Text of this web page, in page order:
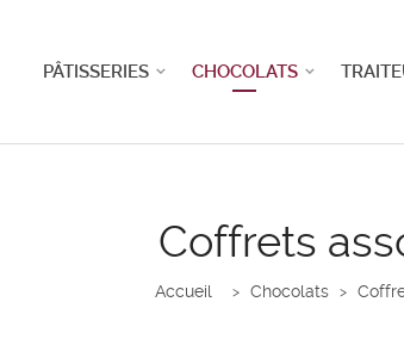
PÂTISSERIES CHOCOLATS
Coffrets
Accueil > Chocolats >